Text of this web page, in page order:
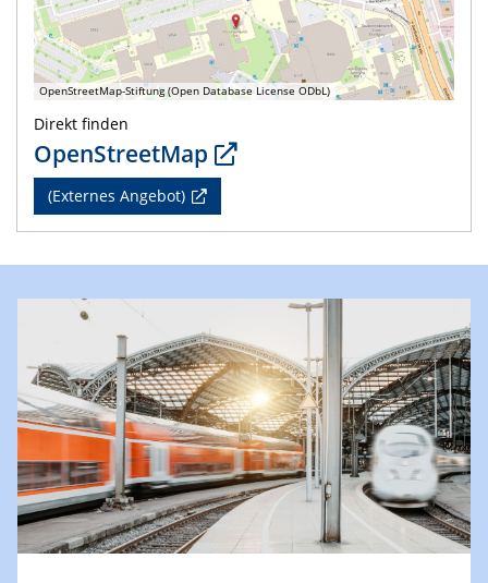
OpenStreetMap-Stiftung (Open Database License ODbL)
Direkt finden
OpenStreetMap
(Externes Angebot)